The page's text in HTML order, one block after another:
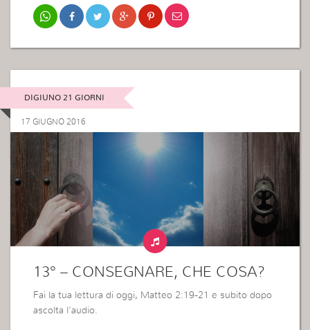
DIGIUNO 21 GIORNI
17 GIUGNO 2016
13° – CONSEGNARE, CHE COSA?
Fai la tua lettura di oggi, Matteo 2:19-21 e subito dopo
ascolta l’audio.